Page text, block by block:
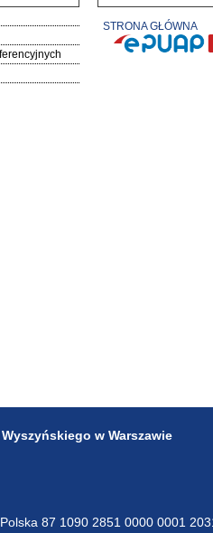
STRONA GŁÓWNA
w Warszawie
87 1090 2851 0000 0001